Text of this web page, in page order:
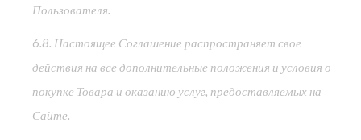
Пользователя.
6.8. Настоящее Соглашение распространяет свое
действия на все дополнительные положения и условия о
покупке Товара и оказанию услуг, предоставляемых на
Сайте.